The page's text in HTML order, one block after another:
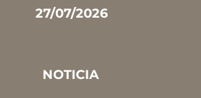
27/07/2026
NOTICIA